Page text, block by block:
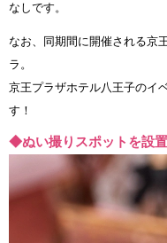
なしです。
なお、同期間に開催される京
ラ。
京王プラザホテル八王子のイ
す！
◆ぬい撮りスポットを設置